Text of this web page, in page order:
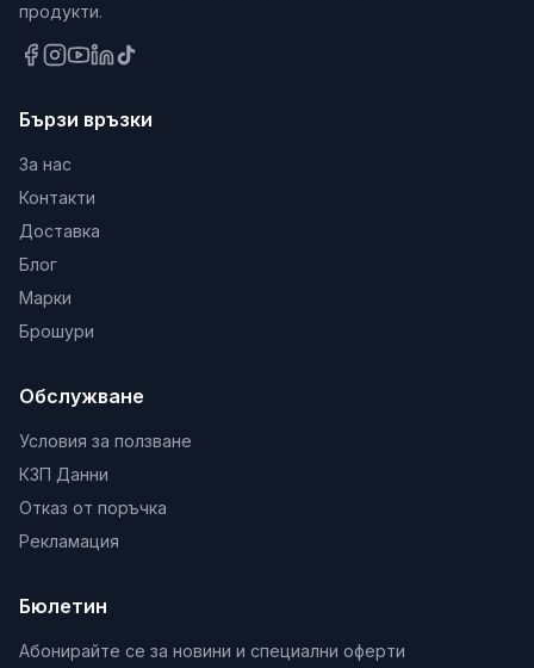
продукти.
Бързи връзки
За нас
Контакти
Доставка
Блог
Марки
Брошури
Обслужване
Условия за ползване
КЗП Данни
Отказ от поръчка
Рекламация
Бюлетин
Абонирайте се за новини и специални оферти